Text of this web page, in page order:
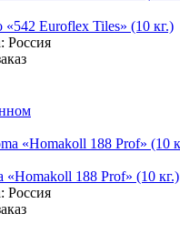
Euroflex Tiles» (10 кг.)
Россия
188 Prof» (10 кг.)
Россия